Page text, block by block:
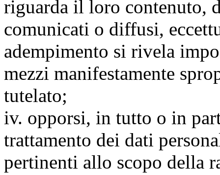
riguarda il loro contenuto,
comunicati o diffusi,
adempimento si rivela
mezzi manifestamente
tutelato;
iv. opporsi, in tutto o in
trattamento dei dati
pertinenti allo scopo della